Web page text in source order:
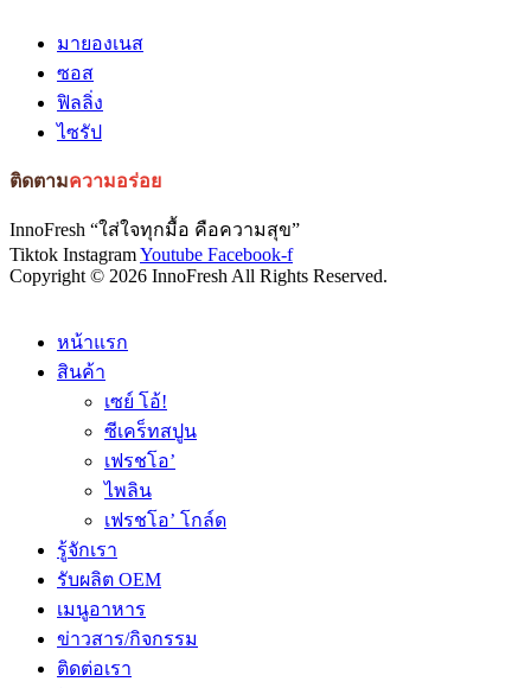
มายองเนส
ซอส
ฟิลลิ่ง
ไซรัป
ติดตามความอร่อย
InnoFresh “ใส่ใจทุกมื้อ คือความสุข”
Tiktok InstagramYoutube Facebook-f
Copyright © 2026 InnoFresh All Rights Reserved.
หน้าแรก
สินค้า
เซย์ โอ้!
ซีเคร็ทสปูน
เฟรชโอ’
ไพลิน
เฟรชโอ’ โกล์ด
รู้จักเรา
รับผลิต OEM
เมนูอาหาร
ข่าวสาร/กิจกรรม
ติดต่อเรา